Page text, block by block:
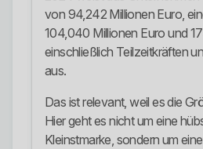
von 94,242 Millionen Euro,
104,040 Millionen Euro und
einschließlich Teilzeitkräften
aus.
Das ist relevant, weil es die
Hier geht es nicht um eine
Kleinstmarke, sondern um